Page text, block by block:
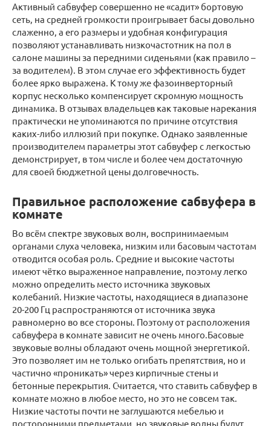
Активный сабвуфер совершенно не «садит» бортовую
сеть, на средней громкости проигрывает басы довольно
слаженно, а его размеры и удобная конфигурация
позволяют устанавливать низкочастотник на пол в
салоне машины за передними сиденьями (как правило –
за водителем). В этом случае его эффективность будет
более ярко выражена. К тому же фазоинверторный
корпус несколько компенсирует скромную мощность
динамика. В отзывах владельцев как таковые нарекания
практически не упоминаются по причине отсутствия
каких-либо иллюзий при покупке. Однако заявленные
производителем параметры этот сабвуфер с легкостью
демонстрирует, в том числе и более чем достаточную
для своей бюджетной цены долговечность.
Правильное расположение сабвуфера в
комнате
Во всём спектре звуковых волн, воспринимаемым
органами слуха человека, низким или басовым частотам
отводится особая роль. Средние и высокие частоты
имеют чётко выраженное направление, поэтому легко
можно определить место источника звуковых
колебаний. Низкие частоты, находящиеся в диапазоне
20-200 Гц распространяются от источника звука
равномерно во все стороны. Поэтому от расположения
сабвуфера в комнате зависит не очень много.Басовые
звуковые волны обладают очень мощной энергетикой.
Это позволяет им не только огибать препятствия, но и
частично «проникать» через кирпичные стены и
бетонные перекрытия. Считается, что ставить сабвуфер в
комнате можно в любое место, но это не совсем так.
Низкие частоты почти не заглушаются мебелью и
посторонними предметами, но звуковые волны будут